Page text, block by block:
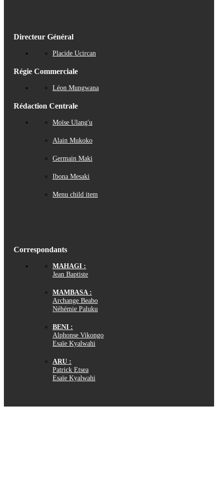
Directeur Général
Placide Ucircan
Régie Commerciale
Léon Mungwana
Rédaction Centrale
Moïse Ulang'u
Alain Mukoko
Germain Maki
Ibona Mesaki
Menu child item
Correspondants
MAHAGI :
Jean Baptiste
MAMBASA :
Archange Beabo
Néhémie Paluku
BENI :
Alphonse Vikongo
Esaïe Kyalwahi
ARU :
Patrick Etsea
Esaïe Kyalwahi